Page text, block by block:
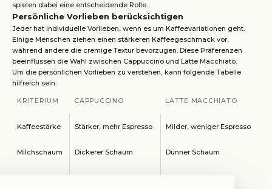
spielen dabei eine entscheidende Rolle.
Persönliche Vorlieben berücksichtigen
Jeder hat individuelle Vorlieben, wenn es um Kaffeevariationen geht.
Einige Menschen ziehen einen stärkeren Kaffeegeschmack vor,
während andere die cremige Textur bevorzugen. Diese Präferenzen
beeinflussen die Wahl zwischen Cappuccino und Latte Macchiato.
Um die persönlichen Vorlieben zu verstehen, kann folgende Tabelle
hilfreich sein:
KRITERIUM CAPPUCCINO LATTE MACCHIATO
Kaffeestärke Stärker, mehr Espresso Milder, weniger Espresso
Milchschaum Dickerer Schaum Dünner Schaum